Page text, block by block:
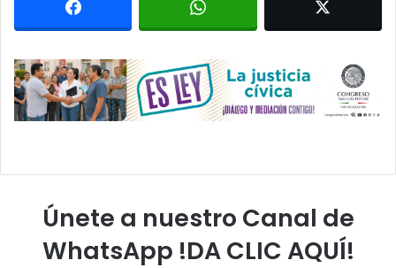
Únete a nuestro Canal de
WhatsApp !DA CLIC AQUÍ!